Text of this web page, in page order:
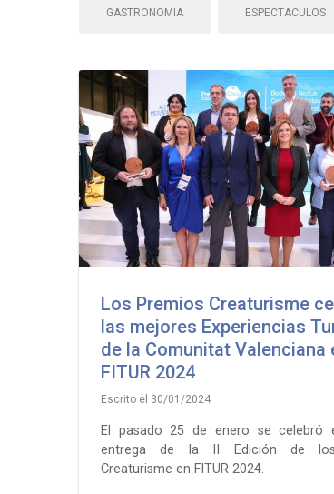
de
ayuda
a
la
navegación
GASTRONOMIA ESPECTACULOS
Los Premios Creaturisme
las mejores Experiencias
de la Comunitat Valenciana
FITUR 2024
Escrito el 30/01/2024
El pasado 25 de enero se celebró
entrega de la II Edición de los
Creaturisme en FITUR 2024.